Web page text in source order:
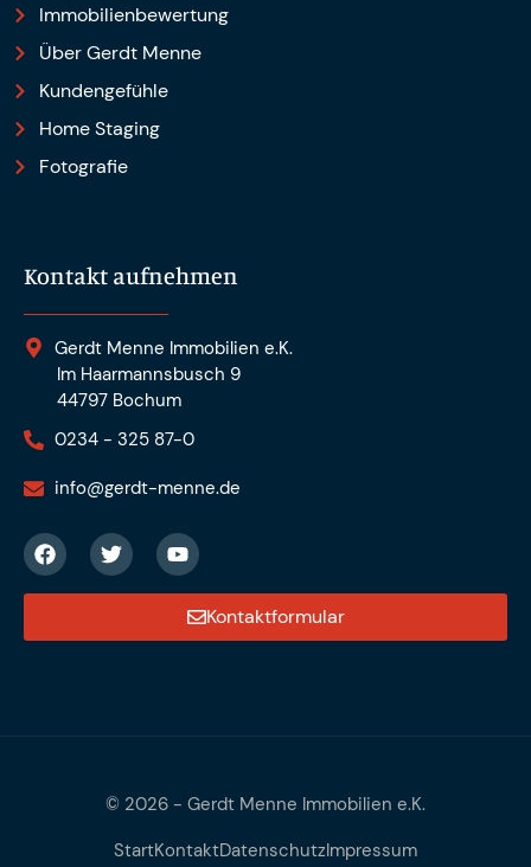
Immobilienbewertung
Über Gerdt Menne
Kundengefühle
Home Staging
Fotografie
Kontakt aufnehmen
Gerdt Menne Immobilien e.K.
Im Haarmannsbusch 9
44797 Bochum
0234 - 325 87-0
info@gerdt-menne.de
Kontaktformular
© 2026 - Gerdt Menne Immobilien e.K.
StartKontaktDatenschutzImpressum